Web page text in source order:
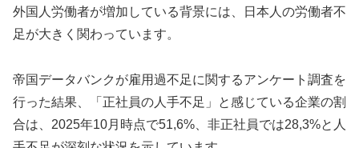
外国人労働者が増加している背景には、日本人の労働者不
足が大きく関わっています。
帝国データバンクが雇用過不足に関するアンケート調査を
行った結果、「正社員の人手不足」と感じている企業の割
合は、2025年10月時点で51,6%、非正社員では28,3%と人